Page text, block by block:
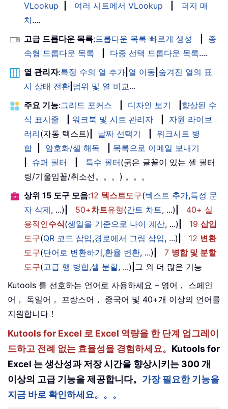
VLookup
여러 시트에서 VLookup
퍼지 매
치....
고급 드롭다운 목록:드롭다운 목록 빠르게 생성
종
속형 드롭다운 목록
다중 선택 드롭다운 목록....
열 관리자:특정 수의 열 추가 열 이동 숨겨진 열의 표
시 상태 전환 범위 및 열 비교...
주요 기능:그리드 포커스 디자인 보기
향상된 수
식 표시줄
워크북 및 시트 관리자
자원 라이브
러리(자동 텍스트) 날짜 선택기
워크시트 병
합
암호화/셀 해독
목록으로 이메일 보내기
슈퍼 필터 특수 필터(굵은 글꼴이 있는 셀 필터
링/기울임꼴/취소선。。。) 。。。
상위 15 도구 모음:12 텍스트도구(텍스트 추가,특정 문
자 삭제, ...) 50+차트유형(간트 차트, ...)
40+ 실
용적인수식(생일을 기준으로 나이 계산, ...) 19 삽입
도구(QR 코드 삽입,경로에서 그림 삽입, ...) 12 변환
도구(단어로 변환하기,환율 변환, ...) 7 병합 및 분할
도구(고급 행 병합,셀 분할, ...) 그 외 더 많은 기능
Kutools 를 선호하는 언어로 사용하세요 – 영어， 스페인
어， 독일어， 프랑스어， 중국어 및 40+개 이상의 언어를
지원합니다！
Kutools for Excel 로 Excel 역량을 한 단계 업그레이
드하고 전례 없는 효율성을 경험하세요。 Kutools for
Excel 는 생산성과 저장 시간을 향상시키는 300 개
이상의 고급 기능을 제공합니다。 가장 필요한 기능을
지금 바로 확인하세요。。。